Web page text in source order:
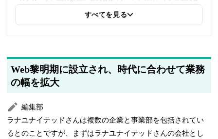
社」への内部リンクを追加しました
すべてを見る
Web黎明期に設立され、時代に合わせて業務
の幅を拡大
編集部
ラナユナイテッドさんは複数の企業と事業部を包括されてい
るとのことですが、まずはラナユナイテッドさんの会社とし